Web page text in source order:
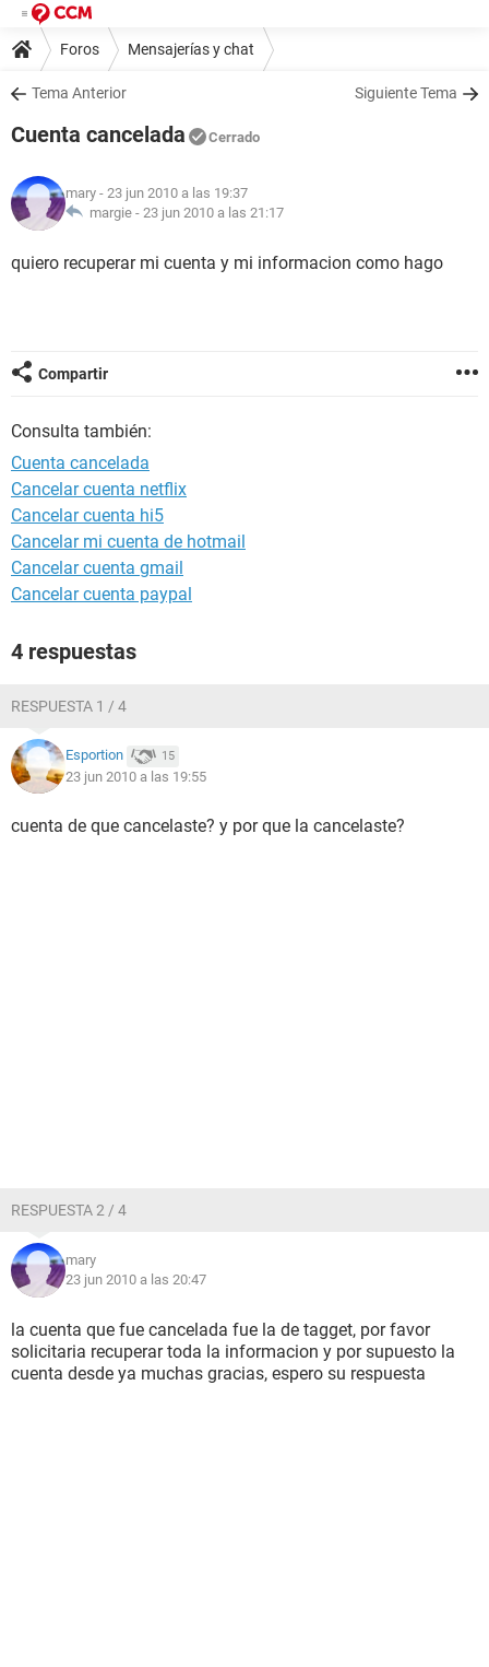
Foros Mensajerías y chat
Tema Anterior Siguiente Tema
Cuenta cancelada Cerrado
mary - 23 jun 2010 a las 19:37
margie - 23 jun 2010 a las 21:17
quiero recuperar mi cuenta y mi informacion como hago
Compartir
Consulta también:
Cuenta cancelada
Cancelar cuenta netflix
Cancelar cuenta hi5
Cancelar mi cuenta de hotmail
Cancelar cuenta gmail
Cancelar cuenta paypal
4 respuestas
RESPUESTA 1 / 4
Esportion 15
23 jun 2010 a las 19:55
cuenta de que cancelaste? y por que la cancelaste?
RESPUESTA 2 / 4
mary
23 jun 2010 a las 20:47
la cuenta que fue cancelada fue la de tagget, por favor
solicitaria recuperar toda la informacion y por supuesto la
cuenta desde ya muchas gracias, espero su respuesta